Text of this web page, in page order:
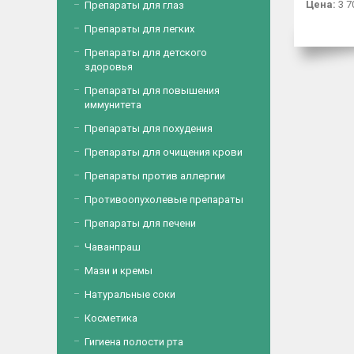
Цена: 3
Препараты для глаз
Препараты для легких
Препараты для детского
здоровья
Препараты для повышения
иммунитета
Препараты для похудения
Препараты для очищения крови
Препараты против аллергии
Противоопухолевые препараты
Препараты для печени
Чаванпраш
Мази и кремы
Натуральные соки
Косметика
Гигиена полости рта